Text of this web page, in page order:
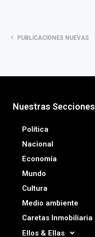
PUBLICACIONES NUEVAS
Nuestras Secciones
Política
Nacional
Economía
Mundo
Cultura
Medio ambiente
Caretas Inmobiliaria
Ellos & Ellas